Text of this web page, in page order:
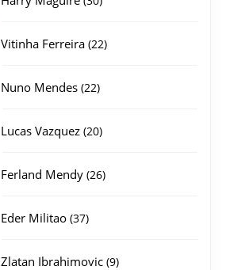
Vitinha Ferreira 2222
Nuno Mendes 2222
Lucas Vazquez 2020
Ferland Mendy 2626
Eder Militao 3737
Zlatan Ibrahimovic 99